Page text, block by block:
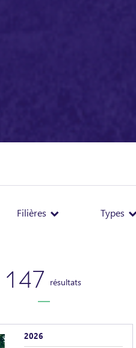
Filières Types
147 résultats
2026